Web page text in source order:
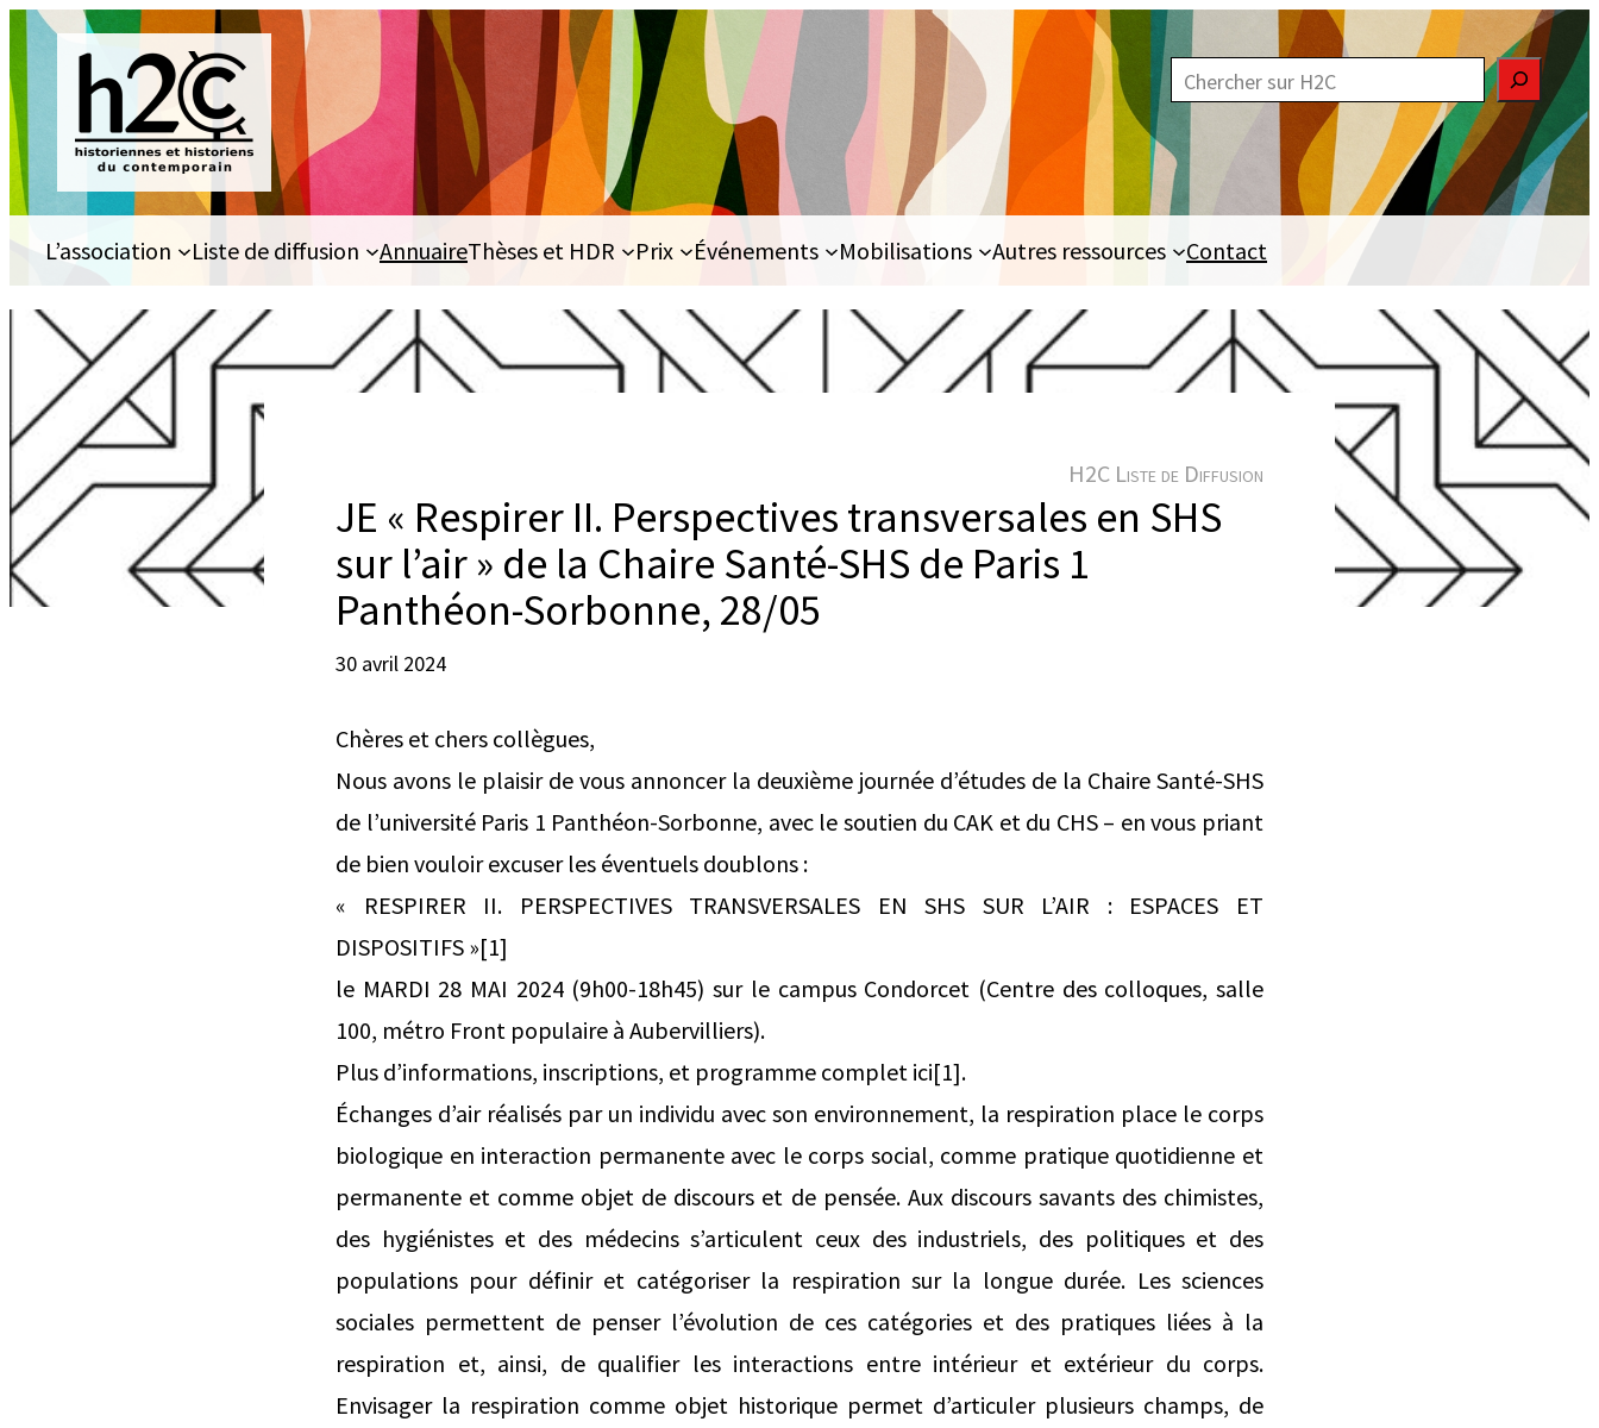
Aller
au
contenu
c
h
e
c
L’association Liste de diffusion AnnuaireThèses et HDR Prix Événements Mobilisations Autres ressources Contact
H2C Liste de Diffusion
JE « Respirer II. Perspectives transversales en SHS
sur l’air » de la Chaire Santé-SHS de Paris 1
Panthéon-Sorbonne, 28/05
30 avril 2024
Chères et chers collègues,
Nous avons le plaisir de vous annoncer la deuxième journée d’études de la Chaire Santé-SHS
de l’université Paris 1 Panthéon-Sorbonne, avec le soutien du CAK et du CHS – en vous priant
de bien vouloir excuser les éventuels doublons :
« RESPIRER II. PERSPECTIVES TRANSVERSALES EN SHS SUR L’AIR : ESPACES ET
DISPOSITIFS »[1]
le MARDI 28 MAI 2024 (9h00-18h45) sur le campus Condorcet (Centre des colloques, salle
100, métro Front populaire à Aubervilliers).
Plus d’informations, inscriptions, et programme complet ici[1].
Échanges d’air réalisés par un individu avec son environnement, la respiration place le corps
biologique en interaction permanente avec le corps social, comme pratique quotidienne et
permanente et comme objet de discours et de pensée. Aux discours savants des chimistes,
des hygiénistes et des médecins s’articulent ceux des industriels, des politiques et des
populations pour définir et catégoriser la respiration sur la longue durée. Les sciences
sociales permettent de penser l’évolution de ces catégories et des pratiques liées à la
respiration et, ainsi, de qualifier les interactions entre intérieur et extérieur du corps.
Envisager la respiration comme objet historique permet d’articuler plusieurs champs, de